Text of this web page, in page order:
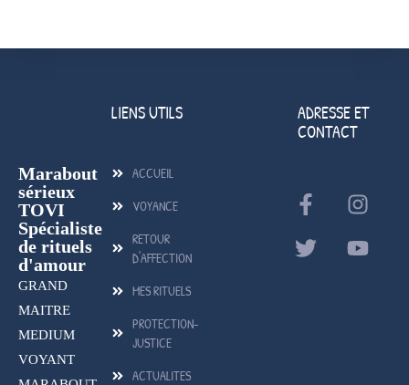
Marabout
sérieux
TOVI
Spécialiste
de rituels
d'amour
GRAND
MAITRE
MEDIUM
VOYANT
LIENS UTILS
ACCUEIL
VOYANCE
RETOUR
D'AFFECTION
MES RITUELS
PROTECTION-
JUSTICE
ACTUALITES
ADRESSE ET
CONTACT